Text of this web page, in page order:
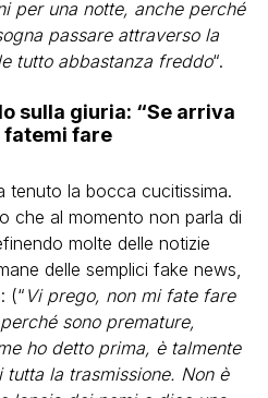
per una notte, anche perché
passare attraverso la
tutto abbastanza freddo“.
sulla giuria: “Se arriva
fatemi fare
tenuto la bocca cucitissima.
che al momento non parla di
molte delle notizie
delle semplici fake news,
(“ Vi prego, non mi fate fare
sono premature,
ho detto prima, è talmente
la trasmissione. Non è